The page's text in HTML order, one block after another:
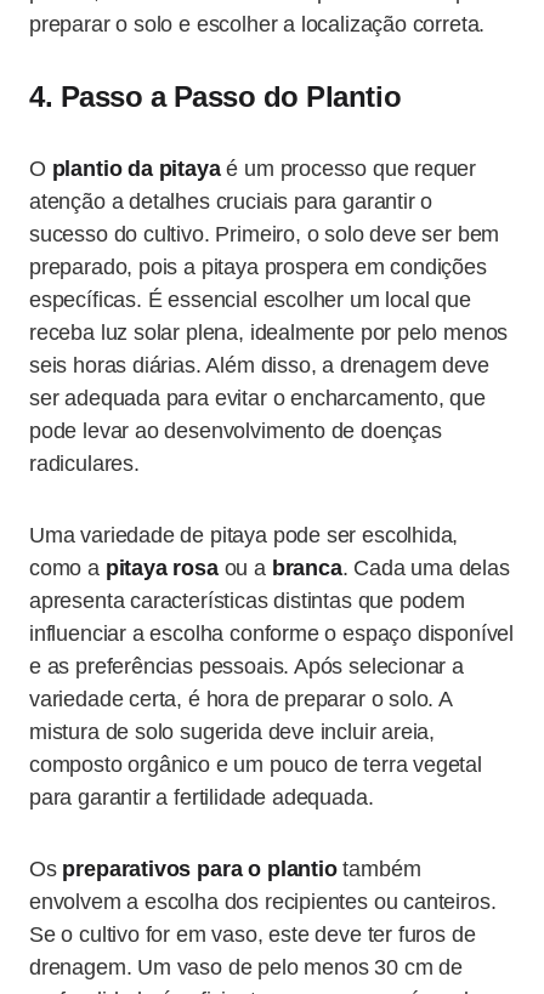
preparar o solo e escolher a localização correta.
4. Passo a Passo do Plantio
O plantio da pitayaé um processo que requer
atenção a detalhes cruciais para garantir o
sucesso do cultivo. Primeiro, o solo deve ser bem
preparado, pois a pitaya prospera em condições
específicas. É essencial escolher um local que
receba luz solar plena, idealmente por pelo menos
seis horas diárias. Além disso, a drenagem deve
ser adequada para evitar o encharcamento, que
pode levar ao desenvolvimento de doenças
radiculares.
Uma variedade de pitaya pode ser escolhida,
como a pitaya rosaou a branca. Cada uma delas
apresenta características distintas que podem
influenciar a escolha conforme o espaço disponível
e as preferências pessoais. Após selecionar a
variedade certa, é hora de preparar o solo. A
mistura de solo sugerida deve incluir areia,
composto orgânico e um pouco de terra vegetal
para garantir a fertilidade adequada.
Os preparativos para o plantiotambém
envolvem a escolha dos recipientes ou canteiros.
Se o cultivo for em vaso, este deve ter furos de
drenagem. Um vaso de pelo menos 30 cm de